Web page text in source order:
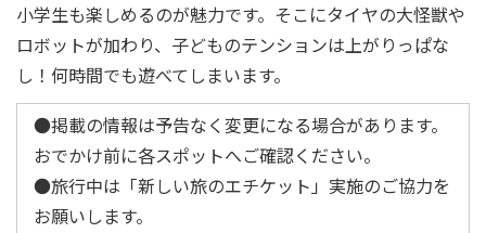
小学生も楽しめるのが魅力です。そこにタイヤの大怪獣や
ロボットが加わり、子どものテンションは上がりっぱな
し！何時間でも遊べてしまいます。
●掲載の情報は予告なく変更になる場合があります。
おでかけ前に各スポットへご確認ください。
●旅行中は「新しい旅のエチケット」実施のご協力を
お願いします。